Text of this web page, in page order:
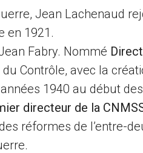
Jean Lachenaud
en 1921.
Fabry. Nommé
Contrôle, avec la
1940 au début
directeur de la
réformes de l’entre-